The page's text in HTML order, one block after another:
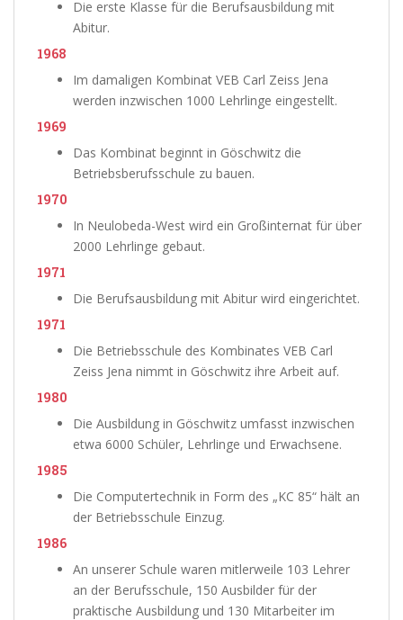
Die erste Klasse für die Berufsausbildung mit
Abitur.
1968
Im damaligen Kombinat VEB Carl Zeiss Jena
werden inzwischen 1000 Lehrlinge eingestellt.
1969
Das Kombinat beginnt in Göschwitz die
Betriebsberufsschule zu bauen.
1970
In Neulobeda-West wird ein Großinternat für über
2000 Lehrlinge gebaut.
1971
Die Berufsausbildung mit Abitur wird eingerichtet.
1971
Die Betriebsschule des Kombinates VEB Carl
Zeiss Jena nimmt in Göschwitz ihre Arbeit auf.
1980
Die Ausbildung in Göschwitz umfasst inzwischen
etwa 6000 Schüler, Lehrlinge und Erwachsene.
1985
Die Computertechnik in Form des „KC 85“ hält an
der Betriebsschule Einzug.
1986
An unserer Schule waren mitlerweile 103 Lehrer
an der Berufsschule, 150 Ausbilder für der
praktische Ausbildung und 130 Mitarbeiter im